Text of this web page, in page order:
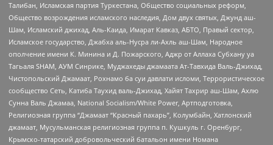
Талибан, Исламская партия Туркестана, Общество социальных реформ,
Общество возрождения исламского наследия, Дом двух святых, Джунд аш-
Шам, Исламский джихад, Аль-Каида, Имарат Кавказ, АБТО, Правый сектор,
Исламское государство, Джабха аль-Нусра ли-Ахль аш-Шам, Народное
ополчение имени К. Минина и Д. Пожарского, Аджр от Аллаха Субхану уа
Тагьаля SHAM, АУМ Синрике, Муджахеды джамаата Ат-Тавхида Валь-Джихад,
Чистопольский Джамаат, Рохнамо ба суи давлати исломи, Террористическое
сообщество Сеть, Катиба Таухид валь-Джихад, Хайят Тахрир аш-Шам, Ахлю
Сунна Валь Джамаа, National Socialism/White Power, Артподготовка,
Религиозная группа “Джамаат “Красный пахарь”, Колумбайн, Хатлонский
джамаат, Мусульманская религиозная группа п. Кушкуль г. Оренбург,
Крымско-татарский добровольческий батальон имени Номана